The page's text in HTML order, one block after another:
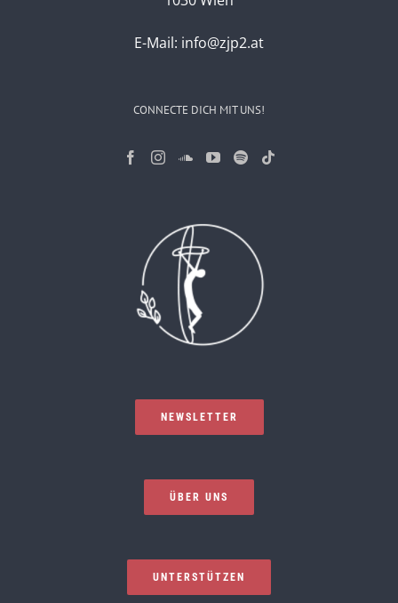
E-Mail: info@zjp2.at
CONNECTE DICH MIT UNS!
NEWSLETTER
ÜBER UNS
UNTERSTÜTZEN